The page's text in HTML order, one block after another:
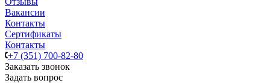
Вакансии
Контакты
Сертификаты
Контакты
+7 (351) 700-82-80
Заказать звонок
Задать вопрос